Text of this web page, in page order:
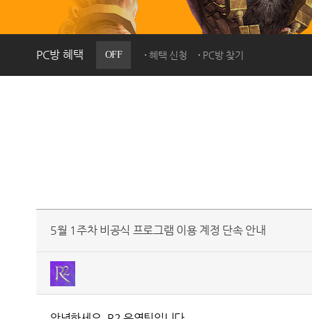
PC방 혜택 OFF 혜택 신청 PC방 찾기
5월 1주차 비공식 프로그램 이용 계정 단속 안내